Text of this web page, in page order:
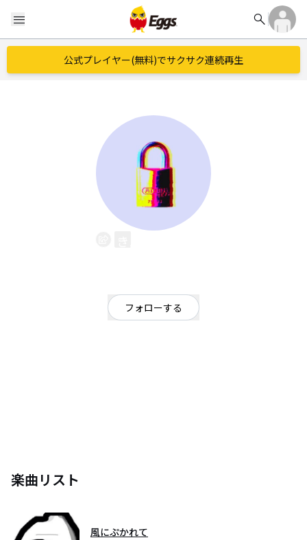
menu search
公式プレイヤー(無料)でサクサク連続再生
フォローする
楽曲リスト
風にぷかれて